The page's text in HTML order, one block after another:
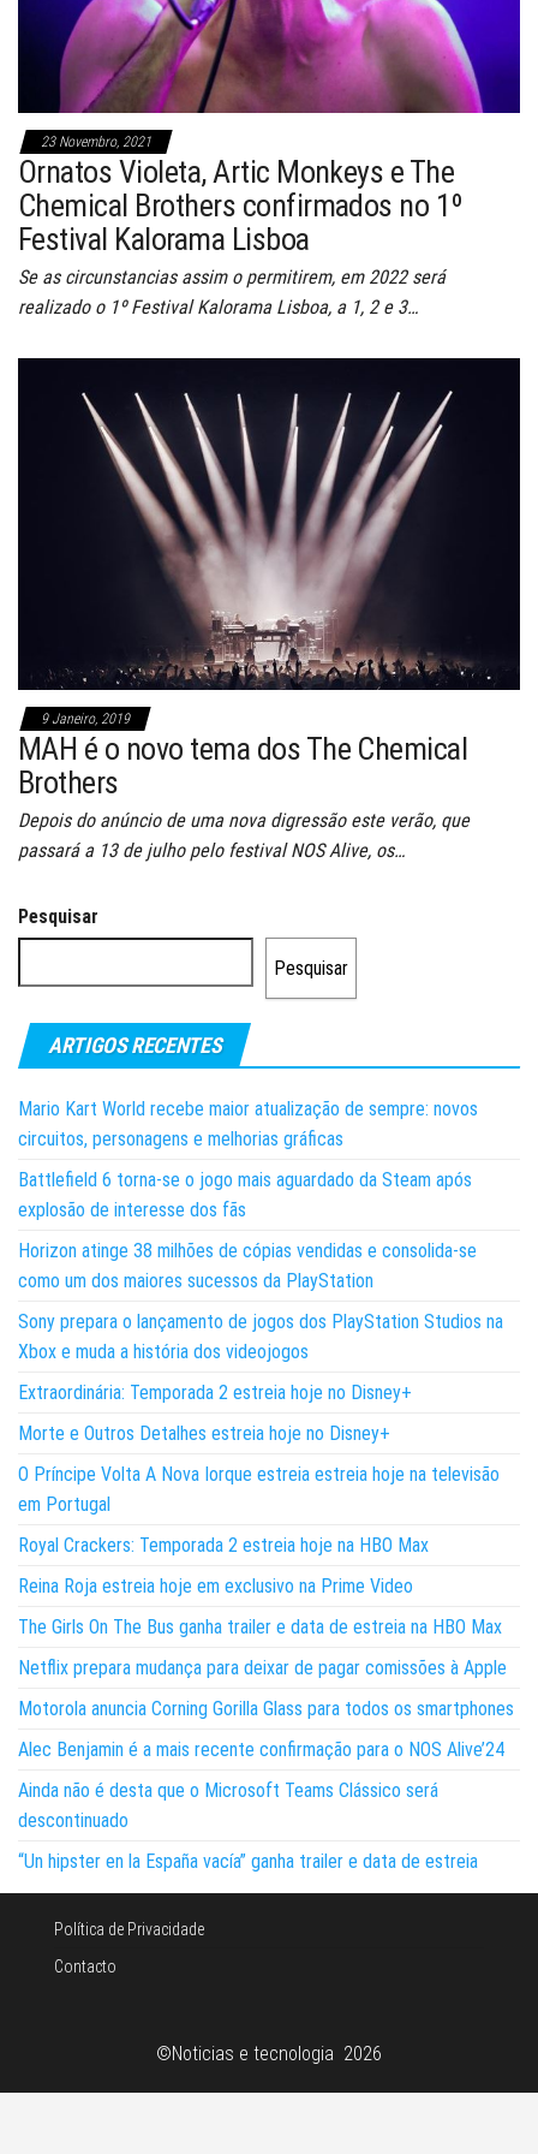
23 Novembro, 2021
Ornatos Violeta, Artic Monkeys e The
Chemical Brothers confirmados no 1º
Festival Kalorama Lisboa
Se as circunstancias assim o permitirem, em 2022 será
realizado o 1º Festival Kalorama Lisboa, a 1, 2 e 3…
9 Janeiro, 2019
MAH é o novo tema dos The Chemical
Brothers
Depois do anúncio de uma nova digressão este verão, que
passará a 13 de julho pelo festival NOS Alive, os…
Pesquisar
Pesquisar
ARTIGOS RECENTES
Mario Kart World recebe maior atualização de sempre: novos
circuitos, personagens e melhorias gráficas
Battlefield 6 torna-se o jogo mais aguardado da Steam após
explosão de interesse dos fãs
Horizon atinge 38 milhões de cópias vendidas e consolida-se
como um dos maiores sucessos da PlayStation
Sony prepara o lançamento de jogos dos PlayStation Studios na
Xbox e muda a história dos videojogos
Extraordinária: Temporada 2 estreia hoje no Disney+
Morte e Outros Detalhes estreia hoje no Disney+
O Príncipe Volta A Nova Iorque estreia estreia hoje na televisão
em Portugal
Royal Crackers: Temporada 2 estreia hoje na HBO Max
Reina Roja estreia hoje em exclusivo na Prime Video
The Girls On The Bus ganha trailer e data de estreia na HBO Max
Netflix prepara mudança para deixar de pagar comissões à Apple
Motorola anuncia Corning Gorilla Glass para todos os smartphones
Alec Benjamin é a mais recente confirmação para o NOS Alive’24
Ainda não é desta que o Microsoft Teams Clássico será
descontinuado
“Un hipster en la España vacía” ganha trailer e data de estreia
Política de Privacidade
Contacto
©Noticias e tecnologia 2026